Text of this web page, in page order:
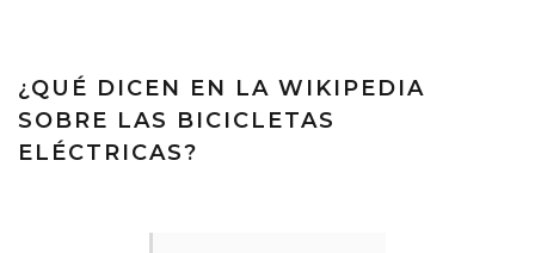
¿QUÉ DICEN EN LA WIKIPEDIA
SOBRE LAS BICICLETAS
ELÉCTRICAS?